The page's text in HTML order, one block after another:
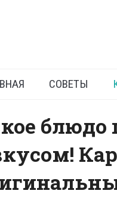
Как вкусно
СОВЕТЫ
блюдо